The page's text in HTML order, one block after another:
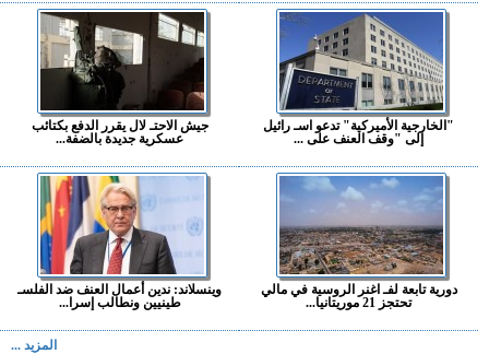
"الخارجية الأميركية" تدعو اسـ رائيل
إلى "وقف العنف على ...
جيش الاحتـ لال يقرر الدفع بكتائب
عسكرية جديدة بالضفة...
دورية تابعة لفـ اغنر الروسية في مالي
تحتجز 21 موريتانيا...
وينسلاند: ندين أعمال العنف ضد الفلسـ
طينيين ونطالب إسرا...
المزيد ...